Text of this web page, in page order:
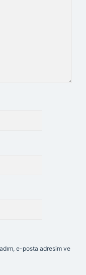
e-posta adresim ve